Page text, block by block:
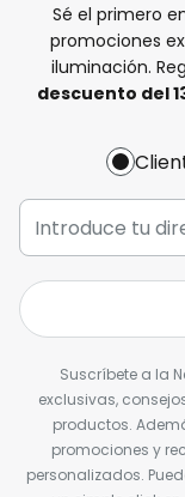
Sé el primero
promociones
iluminación.
descuento del
Suscríbete a la
exclusivas,
productos.
promociones y
personalizados.